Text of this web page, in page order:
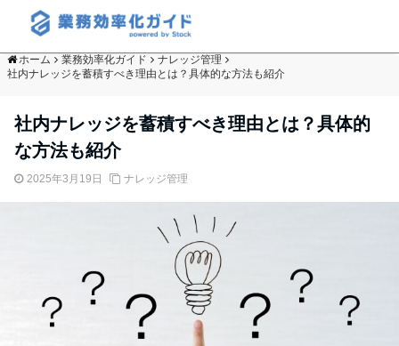
ホーム 業務効率化ガイド
ナレッジ管理
社内ナレッジを蓄積すべき理由とは？具体的な方法も紹介
社内ナレッジを蓄積すべき理由とは？具体的
な方法も紹介
2025年3月19日 ナレッジ管理